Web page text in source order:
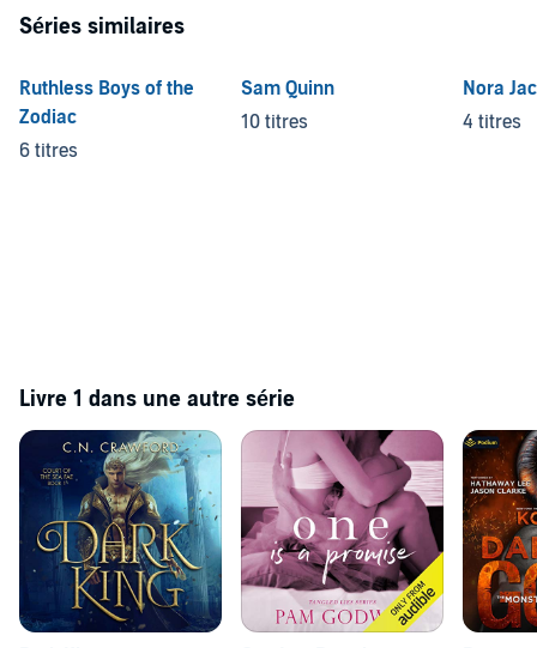
Séries similaires
Ruthless Boys of the
Zodiac
6 titres
Sam Quinn
10 titres
Nora
4 titres
Livre 1 dans une autre série